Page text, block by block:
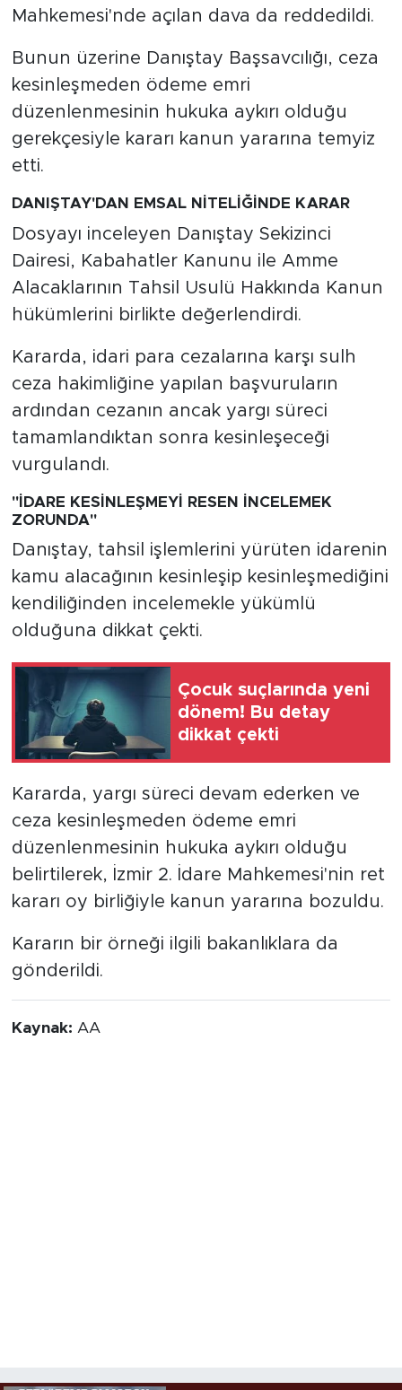
Mahkemesi'nde açılan dava da reddedildi.
Bunun üzerine Danıştay Başsavcılığı, ceza
kesinleşmeden ödeme emri
düzenlenmesinin hukuka aykırı olduğu
gerekçesiyle kararı kanun yararına temyiz
etti.
DANIŞTAY'DAN EMSAL NİTELİĞİNDE KARAR
Dosyayı inceleyen Danıştay Sekizinci
Dairesi, Kabahatler Kanunu ile Amme
Alacaklarının Tahsil Usulü Hakkında Kanun
hükümlerini birlikte değerlendirdi.
Kararda, idari para cezalarına karşı sulh
ceza hakimliğine yapılan başvuruların
ardından cezanın ancak yargı süreci
tamamlandıktan sonra kesinleşeceği
vurgulandı.
"İDARE KESİNLEŞMEYİ RESEN İNCELEMEK
ZORUNDA"
Danıştay, tahsil işlemlerini yürüten idarenin
kamu alacağının kesinleşip kesinleşmediğini
kendiliğinden incelemekle yükümlü
olduğuna dikkat çekti.
Çocuk suçlarında yeni
dönem! Bu detay
dikkat çekti
Kararda, yargı süreci devam ederken ve
ceza kesinleşmeden ödeme emri
düzenlenmesinin hukuka aykırı olduğu
belirtilerek, İzmir 2. İdare Mahkemesi'nin ret
kararı oy birliğiyle kanun yararına bozuldu.
Kararın bir örneği ilgili bakanlıklara da
gönderildi.
Kaynak: AA